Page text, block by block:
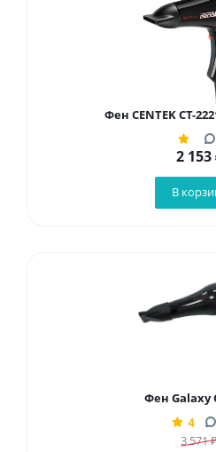
Фен CENTEK CT-
2 153
В
Фен Galaxy
4
3 571